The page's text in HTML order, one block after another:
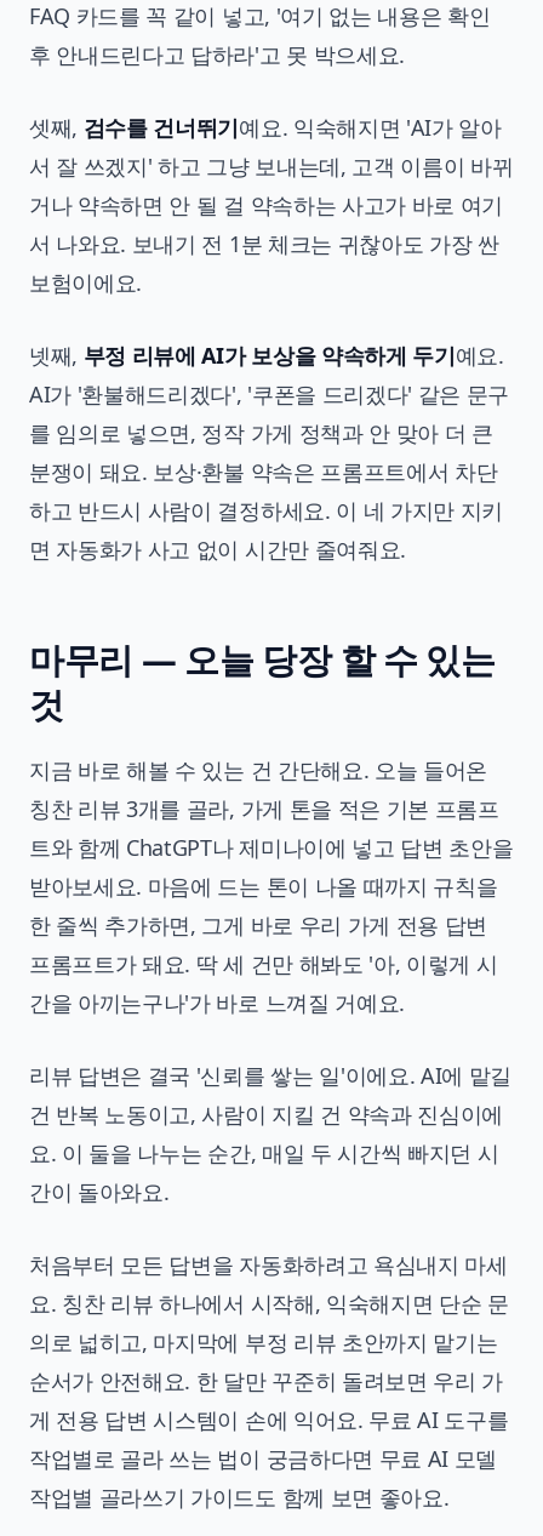
FAQ 카드를 꼭 같이 넣고, '여기 없는 내용은 확인
후 안내드린다고 답하라'고 못 박으세요.
셋째, 검수를 건너뛰기예요. 익숙해지면 'AI가 알아
서 잘 쓰겠지' 하고 그냥 보내는데, 고객 이름이 바뀌
거나 약속하면 안 될 걸 약속하는 사고가 바로 여기
서 나와요. 보내기 전 1분 체크는 귀찮아도 가장 싼
보험이에요.
넷째, 부정 리뷰에 AI가 보상을 약속하게 두기예요.
AI가 '환불해드리겠다', '쿠폰을 드리겠다' 같은 문구
를 임의로 넣으면, 정작 가게 정책과 안 맞아 더 큰
분쟁이 돼요. 보상·환불 약속은 프롬프트에서 차단
하고 반드시 사람이 결정하세요. 이 네 가지만 지키
면 자동화가 사고 없이 시간만 줄여줘요.
마무리 — 오늘 당장 할 수 있는
것
지금 바로 해볼 수 있는 건 간단해요. 오늘 들어온
칭찬 리뷰 3개를 골라, 가게 톤을 적은 기본 프롬프
트와 함께 ChatGPT나 제미나이에 넣고 답변 초안을
받아보세요. 마음에 드는 톤이 나올 때까지 규칙을
한 줄씩 추가하면, 그게 바로 우리 가게 전용 답변
프롬프트가 돼요. 딱 세 건만 해봐도 '아, 이렇게 시
간을 아끼는구나'가 바로 느껴질 거예요.
리뷰 답변은 결국 '신뢰를 쌓는 일'이에요. AI에 맡길
건 반복 노동이고, 사람이 지킬 건 약속과 진심이에
요. 이 둘을 나누는 순간, 매일 두 시간씩 빠지던 시
간이 돌아와요.
처음부터 모든 답변을 자동화하려고 욕심내지 마세
요. 칭찬 리뷰 하나에서 시작해, 익숙해지면 단순 문
의로 넓히고, 마지막에 부정 리뷰 초안까지 맡기는
순서가 안전해요. 한 달만 꾸준히 돌려보면 우리 가
게 전용 답변 시스템이 손에 익어요. 무료 AI 도구를
작업별로 골라 쓰는 법이 궁금하다면 무료 AI 모델
작업별 골라쓰기 가이드도 함께 보면 좋아요.